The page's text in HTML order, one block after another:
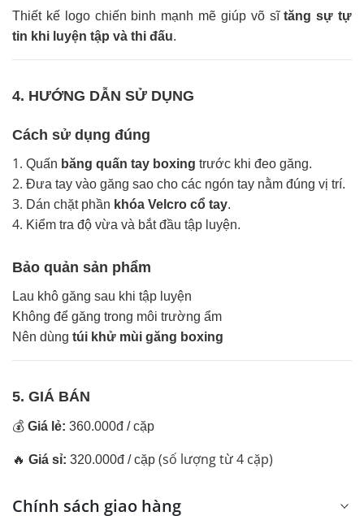
Thiết kế logo chiến binh mạnh mẽ giúp võ sĩtăng sự tự
tin khi luyện tập và thi đấu.
4. HƯỚNG DẪN SỬ DỤNG
Cách sử dụng đúng
Quấn băng quấn tay boxing trước khi đeo găng.
Đưa tay vào găng sao cho các ngón tay nằm đúng vị trí.
Dán chặt phần khóa Velcro cổ tay.
Kiểm tra độ vừa và bắt đầu tập luyện.
Bảo quản sản phẩm
Lau khô găng sau khi tập luyện
Không để găng trong môi trường ẩm
Nên dùng túi khử mùi găng boxing
5. GIÁ BÁN
💰 Giá lẻ: 360.000đ / cặp
🔥 Giá sỉ: 320.000đ / cặp (số lượng từ 4 cặp)
Chính sách giao hàng